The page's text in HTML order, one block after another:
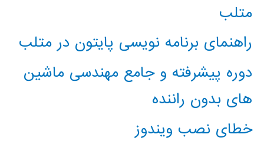
متلب
راهنمای برنامه نویسی پایتون در متلب
دوره پیشرفته و جامع مهندسی ماشین
های بدون راننده
خطای نصب ویندوز